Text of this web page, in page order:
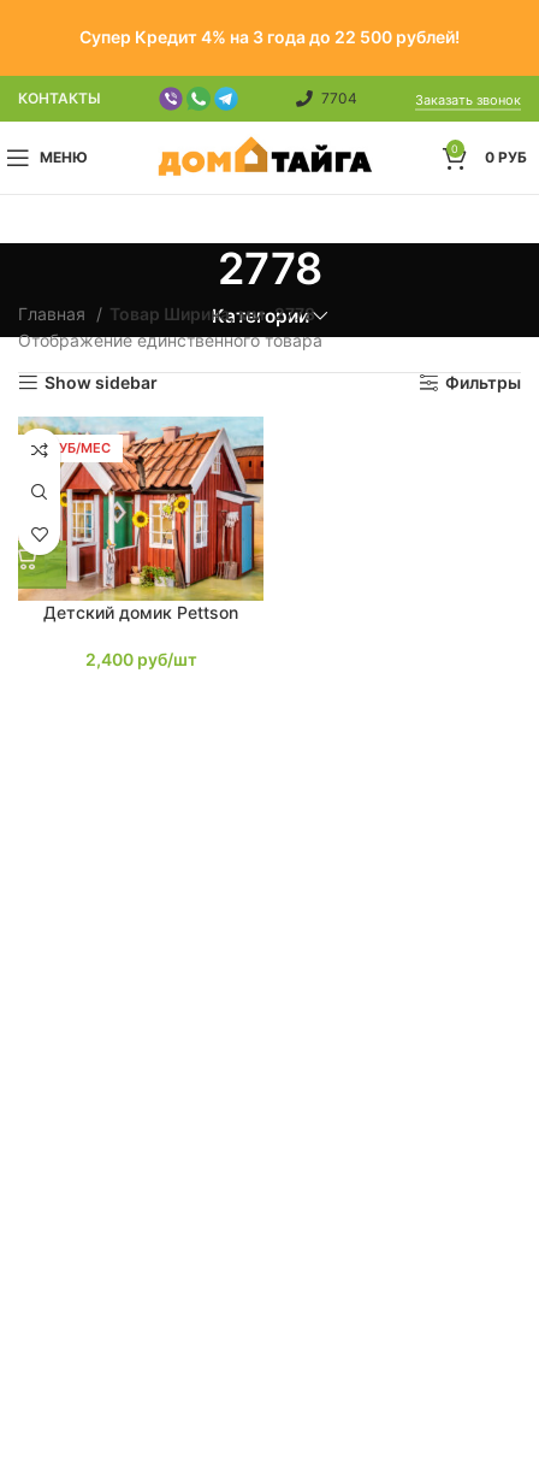
Супер Кредит 4% на 3 года до 22 500 рублей!
КОНТАКТЫ 7704 Заказать звонок
МЕНЮ 0 0 РУБ
2778
Категории
Главная Товар Ширина, мм 2778
Отображение единственного товара
Show sidebar Фильтры
46 РУБ/МЕС
Детский домик Pettson
2,400 руб/шт